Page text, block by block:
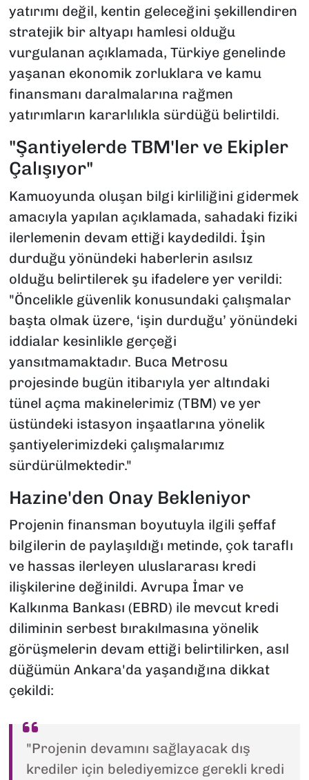
yatırımı değil, kentin geleceğini şekillendiren
stratejik bir altyapı hamlesi olduğu
vurgulanan açıklamada, Türkiye genelinde
yaşanan ekonomik zorluklara ve kamu
finansmanı daralmalarına rağmen
yatırımların kararlılıkla sürdüğü belirtildi.
"Şantiyelerde TBM'ler ve Ekipler
Çalışıyor"
Kamuoyunda oluşan bilgi kirliliğini gidermek
amacıyla yapılan açıklamada, sahadaki fiziki
ilerlemenin devam ettiği kaydedildi. İşin
durduğu yönündeki haberlerin asılsız
olduğu belirtilerek şu ifadelere yer verildi:
"Öncelikle güvenlik konusundaki çalışmalar
başta olmak üzere, ‘işin durduğu’ yönündeki
iddialar kesinlikle gerçeği
yansıtmamaktadır. Buca Metrosu
projesinde bugün itibarıyla yer altındaki
tünel açma makinelerimiz (TBM) ve yer
üstündeki istasyon inşaatlarına yönelik
şantiyelerimizdeki çalışmalarımız
sürdürülmektedir."
Hazine'den Onay Bekleniyor
Projenin finansman boyutuyla ilgili şeffaf
bilgilerin de paylaşıldığı metinde, çok taraflı
ve hassas ilerleyen uluslararası kredi
ilişkilerine değinildi. Avrupa İmar ve
Kalkınma Bankası (EBRD) ile mevcut kredi
diliminin serbest bırakılmasına yönelik
görüşmelerin devam ettiği belirtilirken, asıl
düğümün Ankara'da yaşandığına dikkat
çekildi:
"Projenin devamını sağlayacak dış
krediler için belediyemizce gerekli kredi